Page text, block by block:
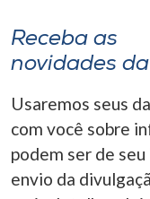
Receba as
novidades
Usaremos seus
com você sobre
podem ser de
envio da